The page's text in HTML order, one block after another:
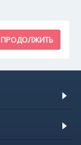
ПРОДОЛЖИТЬ